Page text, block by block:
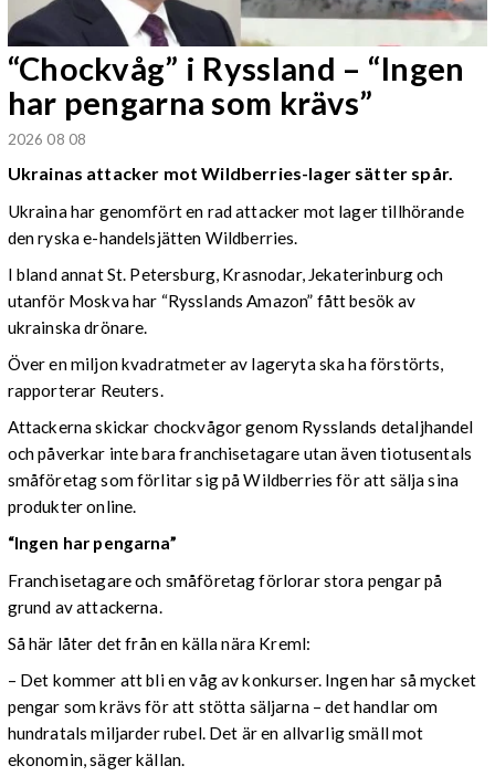
“Chockvåg” i Ryssland – “Ingen
har pengarna som krävs”
2026 08 08
Ukrainas attacker mot Wildberries-lager sätter spår.
Ukraina har genomfört en rad attacker mot lager tillhörande
den ryska e-handelsjätten Wildberries.
I bland annat St. Petersburg, Krasnodar, Jekaterinburg och
utanför Moskva har “Rysslands Amazon” fått besök av
ukrainska drönare.
Över en miljon kvadratmeter av lageryta ska ha förstörts,
rapporterar Reuters.
Attackerna skickar chockvågor genom Rysslands detaljhandel
och påverkar inte bara franchisetagare utan även tiotusentals
småföretag som förlitar sig på Wildberries för att sälja sina
produkter online.
“Ingen har pengarna”
Franchisetagare och småföretag förlorar stora pengar på
grund av attackerna.
Så här låter det från en källa nära Kreml:
– Det kommer att bli en våg av konkurser. Ingen har så mycket
pengar som krävs för att stötta säljarna – det handlar om
hundratals miljarder rubel. Det är en allvarlig smäll mot
ekonomin, säger källan.